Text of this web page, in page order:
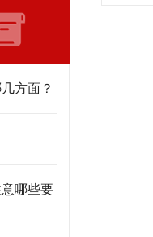
方面？
哪些要